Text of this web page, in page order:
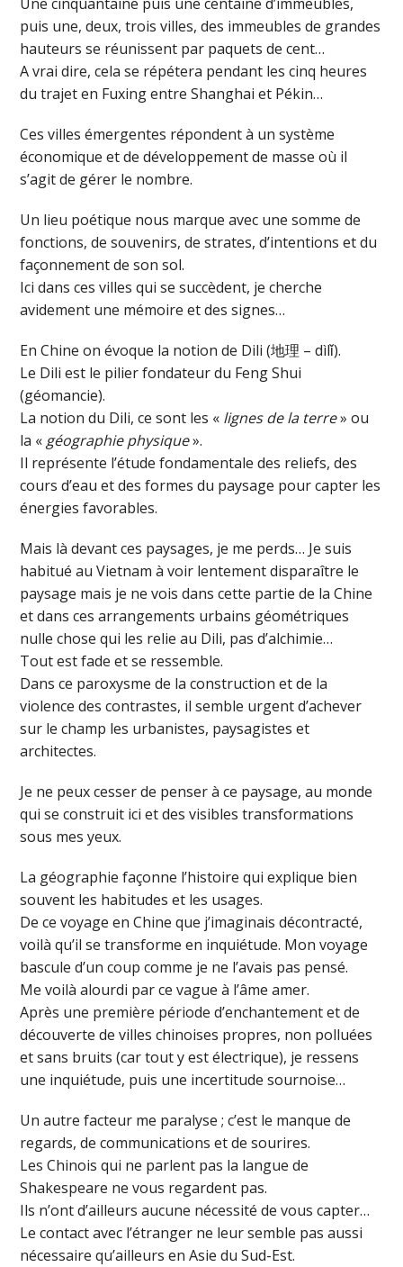
puis une, deux, trois villes, des immeubles de grandes
hauteurs se réunissent par paquets de cent…
A vrai dire, cela se répétera pendant les cinq heures
du trajet en Fuxing entre Shanghai et Pékin…
Ces villes émergentes répondent à un système
économique et de développement de masse où il
s’agit de gérer le nombre.
Un lieu poétique nous marque avec une somme de
fonctions, de souvenirs, de strates, d’intentions et du
façonnement de son sol.
Ici dans ces villes qui se succèdent, je cherche
avidement une mémoire et des signes…
En Chine on évoque la notion de Dili (地理 – dìlǐ).
Le Dili est le pilier fondateur du Feng Shui
(géomancie).
La notion du Dili, ce sont les « lignes de la terre» ou
la « géographie physique».
Il représente l’étude fondamentale des reliefs, des
cours d’eau et des formes du paysage pour capter les
énergies favorables.
Mais là devant ces paysages, je me perds… Je suis
habitué au Vietnam à voir lentement disparaître le
paysage mais je ne vois dans cette partie de la Chine
et dans ces arrangements urbains géométriques
nulle chose qui les relie au Dili, pas d’alchimie…
Tout est fade et se ressemble.
Dans ce paroxysme de la construction et de la
violence des contrastes, il semble urgent d’achever
sur le champ les urbanistes, paysagistes et
architectes.
Je ne peux cesser de penser à ce paysage, au monde
qui se construit ici et des visibles transformations
sous mes yeux.
La géographie façonne l’histoire qui explique bien
souvent les habitudes et les usages.
De ce voyage en Chine que j’imaginais décontracté,
voilà qu’il se transforme en inquiétude. Mon voyage
bascule d’un coup comme je ne l’avais pas pensé.
Me voilà alourdi par ce vague à l’âme amer.
Après une première période d’enchantement et de
découverte de villes chinoises propres, non polluées
et sans bruits (car tout y est électrique), je ressens
une inquiétude, puis une incertitude sournoise…
Un autre facteur me paralyse ; c’est le manque de
regards, de communications et de sourires.
Les Chinois qui ne parlent pas la langue de
Shakespeare ne vous regardent pas.
Ils n’ont d’ailleurs aucune nécessité de vous capter…
Le contact avec l’étranger ne leur semble pas aussi
nécessaire qu’ailleurs en Asie du Sud-Est.